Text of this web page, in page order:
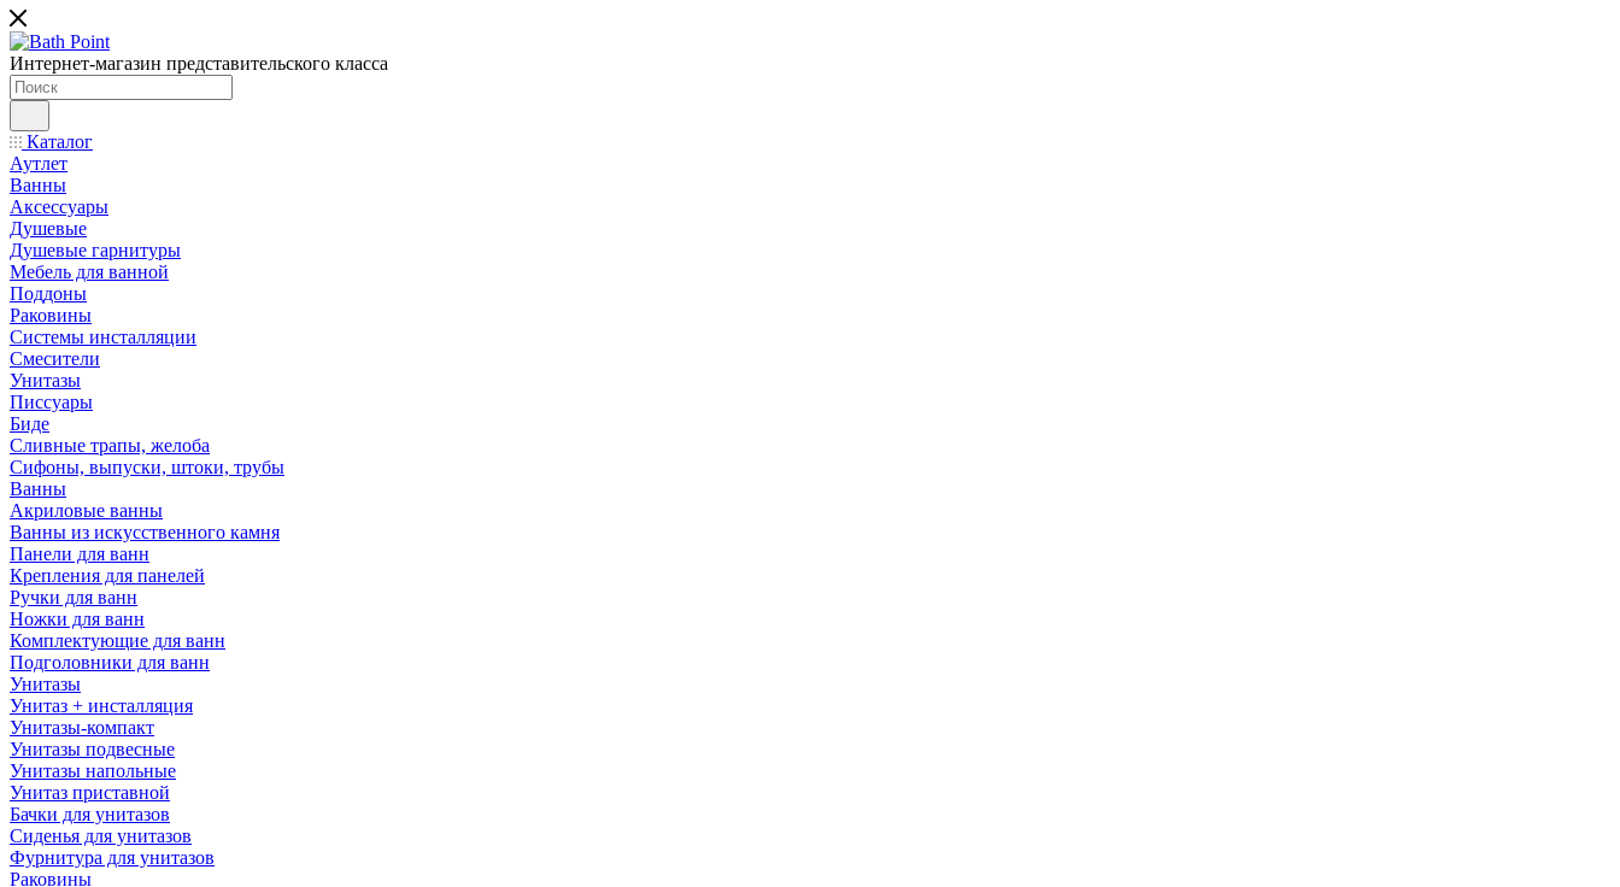
Интернет-магазин представительского класса
Каталог
Аутлет
Ванны
Аксессуары
Душевые
Душевые гарнитуры
Мебель для ванной
Поддоны
Раковины
Системы инсталляции
Смесители
Унитазы
Писсуары
Биде
Сливные трапы, желоба
Сифоны, выпуски, штоки, трубы
Ванны
Акриловые ванны
Ванны из искусственного камня
Панели для ванн
Крепления для панелей
Ручки для ванн
Ножки для ванн
Комплектующие для ванн
Подголовники для ванн
Унитазы
Унитаз + инсталляция
Унитазы-компакт
Унитазы подвесные
Унитазы напольные
Унитаз приставной
Бачки для унитазов
Сиденья для унитазов
Фурнитура для унитазов
Раковины